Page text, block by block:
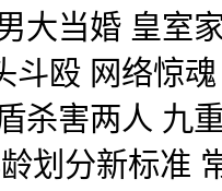
大当婚 皇室
斗殴 网络惊
杀害两人 九
划分新标准